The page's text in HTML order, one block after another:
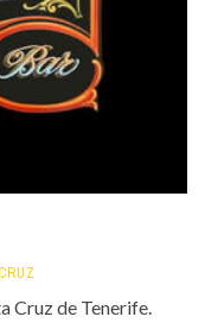
Cruz de Tenerife.